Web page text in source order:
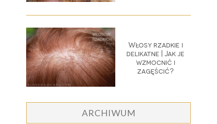
Włosy rzadkie i
delikatne | Jak je
wzmocnić i
zagęścić?
ARCHIWUM